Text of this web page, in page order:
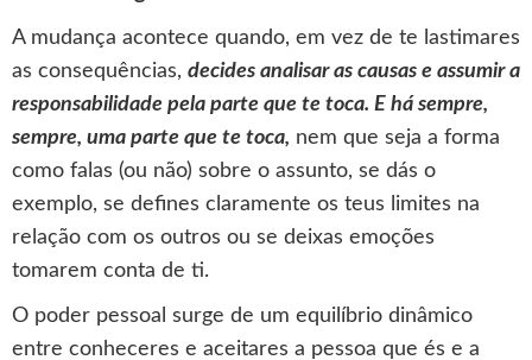
A mudança acontece quando, em vez de te lastimares
as consequências, decides analisar as causas e assumir a
responsabilidade pela parte que te toca. E há sempre,
sempre, uma parte que te toca, nem que seja a forma
como falas (ou não) sobre o assunto, se dás o
exemplo, se defines claramente os teus limites na
relação com os outros ou se deixas emoções
tomarem conta de ti.
O poder pessoal surge de um equilíbrio dinâmico
entre conheceres e aceitares a pessoa que és e a